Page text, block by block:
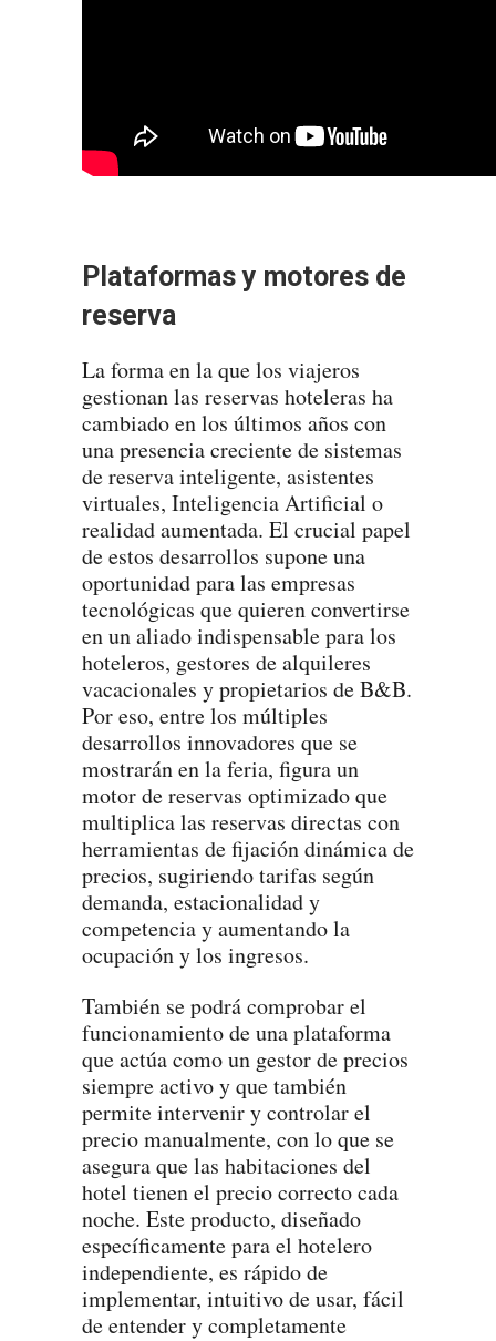
Plataformas y motores de
reserva
La forma en la que los viajeros
gestionan las reservas hoteleras ha
cambiado en los últimos años con
una presencia creciente de sistemas
de reserva inteligente, asistentes
virtuales, Inteligencia Artificial o
realidad aumentada. El crucial papel
de estos desarrollos supone una
oportunidad para las empresas
tecnológicas que quieren convertirse
en un aliado indispensable para los
hoteleros, gestores de alquileres
vacacionales y propietarios de B&B.
Por eso, entre los múltiples
desarrollos innovadores que se
mostrarán en la feria, figura un
motor de reservas optimizado que
multiplica las reservas directas con
herramientas de fijación dinámica de
precios, sugiriendo tarifas según
demanda, estacionalidad y
competencia y aumentando la
ocupación y los ingresos.
También se podrá comprobar el
funcionamiento de una plataforma
que actúa como un gestor de precios
siempre activo y que también
permite intervenir y controlar el
precio manualmente, con lo que se
asegura que las habitaciones del
hotel tienen el precio correcto cada
noche. Este producto, diseñado
específicamente para el hotelero
independiente, es rápido de
implementar, intuitivo de usar, fácil
de entender y completamente